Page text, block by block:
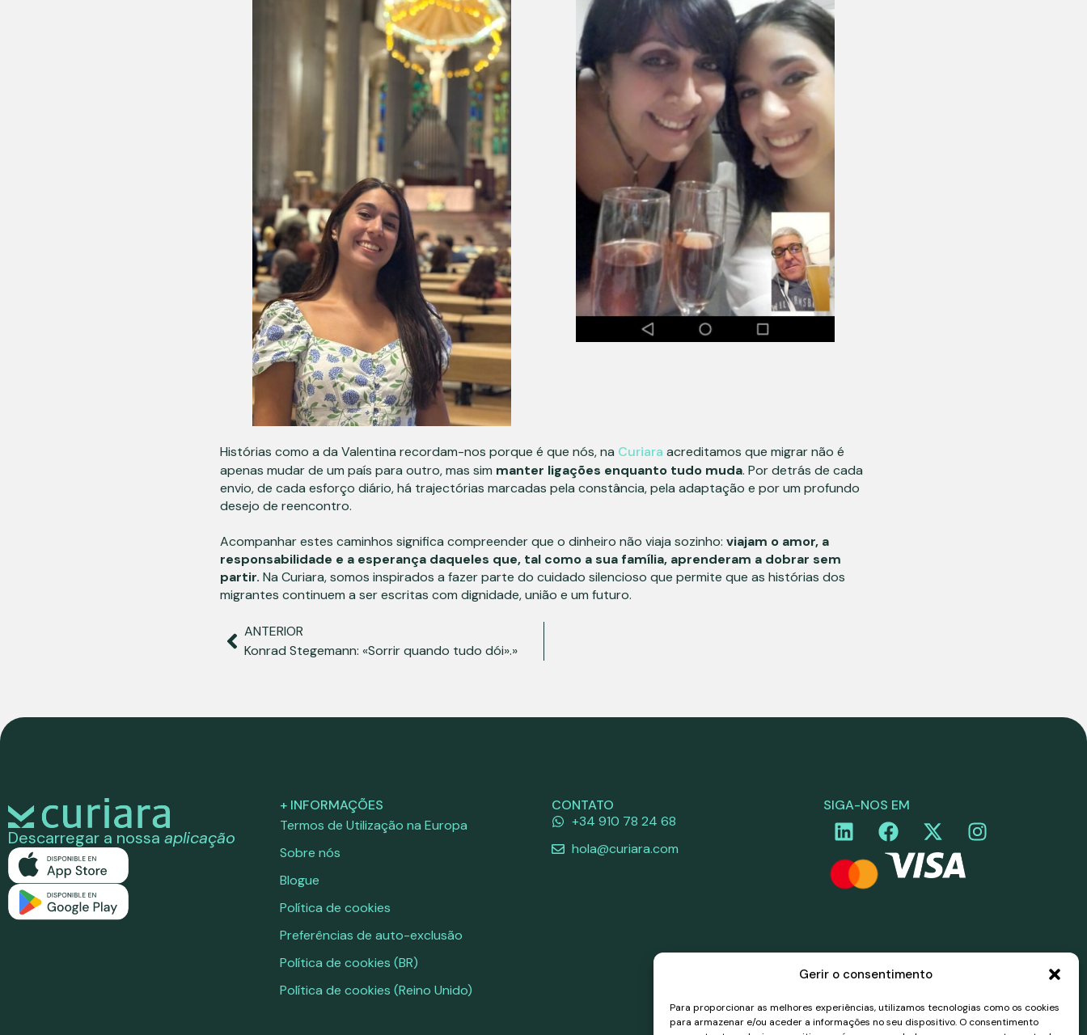
Gerir o consentimento
Para proporcionar as melhores experiências, utilizamos tecnologias como os cookies
para armazenar e/ou aceder a informações no seu dispositivo. O consentimento
Histórias como a da Valentina recordam-nos porque é que nós, na Curiara acreditamos que migrar não é
apenas mudar de um país para outro, mas sim manter ligações enquanto tudo muda. Por detrás de cada
envio, de cada esforço diário, há trajectórias marcadas pela constância, pela adaptação e por um profundo
desejo de reencontro.
Acompanhar estes caminhos significa compreender que o dinheiro não viaja sozinho: viajam o amor, a
responsabilidade e a esperança daqueles que, tal como a sua família, aprenderam a dobrar sem
partir. Na Curiara, somos inspirados a fazer parte do cuidado silencioso que permite que as histórias dos
migrantes continuem a ser escritas com dignidade, união e um futuro.
ANTERIOR
Konrad Stegemann: «Sorrir quando tudo dói».»
Descarregar a nossa aplicação
+ INFORMAÇÕES
Termos de Utilização na Europa
Sobre nós
Blogue
Política de cookies
Preferências de auto-exclusão
Política de cookies (BR)
Política de cookies (Reino Unido)
CONTATO
+34 910 78 24 68
hola@curiara.com
SIGA-NOS EM